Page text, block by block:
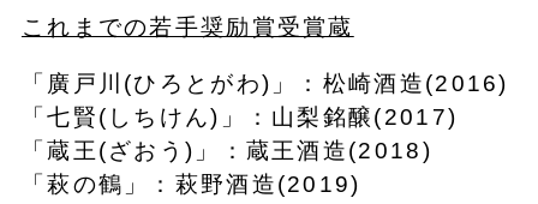
これまでの若手奨励賞受賞蔵
「廣戸川(ひろとがわ)」：松崎酒造(2016)
「七賢(しちけん)」：山梨銘醸(2017)
「蔵王(ざおう)」：蔵王酒造(2018)
「萩の鶴」：萩野酒造(2019)